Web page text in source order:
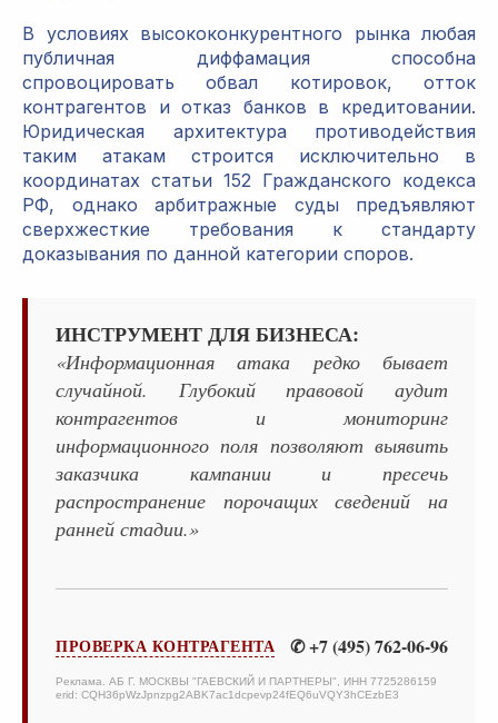
В условиях высококонкурентного рынка любая
публичная диффамация способна
спровоцировать обвал котировок, отток
контрагентов и отказ банков в кредитовании.
Юридическая архитектура противодействия
таким атакам строится исключительно в
координатах статьи 152 Гражданского кодекса
РФ, однако арбитражные суды предъявляют
сверхжесткие требования к стандарту
доказывания по данной категории споров.
ИНСТРУМЕНТ ДЛЯ БИЗНЕСА:
«Информационная атака редко бывает
случайной. Глубокий правовой аудит
контрагентов и мониторинг
информационного поля позволяют выявить
заказчика кампании и пресечь
распространение порочащих сведений на
ранней стадии.»
ПРОВЕРКА КОНТРАГЕНТА ✆ +7 (495) 762-06-96
Реклама. АБ Г. МОСКВЫ "ГАЕВСКИЙ И ПАРТНЕРЫ", ИНН 7725286159
erid: CQH36pWzJpnzpg2ABK7ac1dcpevp24fEQ6uVQY3hCEzbE3